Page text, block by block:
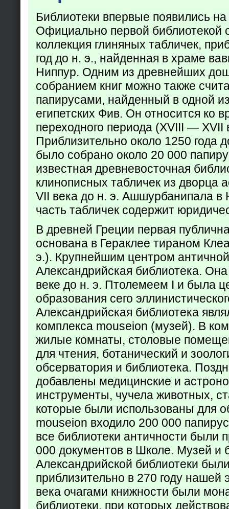
Библиотеки впервые появились
Официально первой библиотекой
коллекция глиняных табличек,
год до н. э., найденная в храме
Ниппур. Одним из древнейших
собранием книг можно также
папирусами, найденный в одной
египетских Фив. Он относится ко
переходного периода (XVIII — XVII
Приблизительно около 1250 года
было собрано около 20 000
известная древневосточная
клинописных табличек из дворца
VII века до н. э. Ашшурбанипала в
часть табличек содержит
В древней Греции первая
основана в Гераклее тираном
э.). Крупнейшим центром
Александрийская библиотека.
веке до н. э. Птолемеем I и была
образования сего
Александрийская библиотека
комплекса mouseion (музей). В
жилые комнаты, столовые
для чтения, ботанический и
обсерватория и библиотека.
добавлены медицинские и
инструменты, чучела животных,
которые были использованы для
mouseion входило 200 000
все библиотеки античности были
000 документов в Школе. Музей и
Александрийской библиотеки
приблизительно в 270 году
века очагами книжности были
библиотеки, при которых